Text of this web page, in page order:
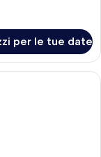
per le tue date
moderna con